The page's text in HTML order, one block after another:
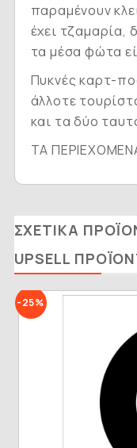
παραμένουν
έχει τζαμαρία,
τα μέσα φώτα
Πυκνές καρτ-
άλλοτε
και τα δύο
ΤΑ
ΣΧΕΤΙΚΆ
UPSELL
-25%